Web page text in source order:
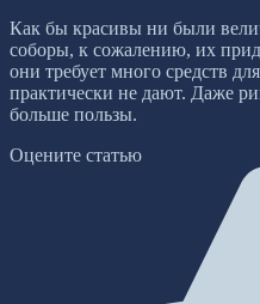
Как бы красивы ни были
соборы, к сожалению, их
они требует много средств
практически не дают. Даже
больше пользы.
Оцените статью